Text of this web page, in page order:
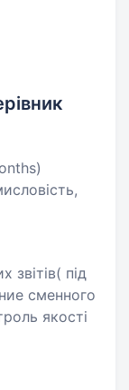
звітів( під
сменного
якості